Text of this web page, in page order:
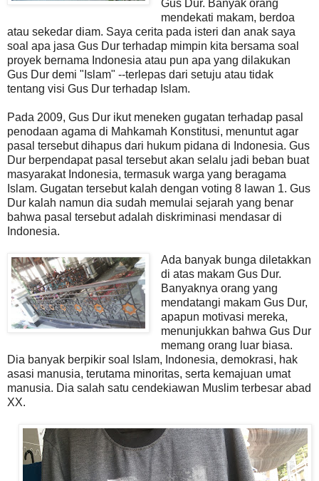
Gus Dur. Banyak orang
mendekati makam, berdoa
atau sekedar diam. Saya cerita pada isteri dan anak saya
soal apa jasa Gus Dur terhadap mimpin kita bersama soal
proyek bernama Indonesia atau pun apa yang dilakukan
Gus Dur demi "Islam" --terlepas dari setuju atau tidak
tentang visi Gus Dur terhadap Islam.
Pada 2009, Gus Dur ikut meneken gugatan terhadap pasal
penodaan agama di Mahkamah Konstitusi, menuntut agar
pasal tersebut dihapus dari hukum pidana di Indonesia. Gus
Dur berpendapat pasal tersebut akan selalu jadi beban buat
masyarakat Indonesia, termasuk warga yang beragama
Islam. Gugatan tersebut kalah dengan voting 8 lawan 1. Gus
Dur kalah namun dia sudah memulai sejarah yang benar
bahwa pasal tersebut adalah diskriminasi mendasar di
Indonesia.
Ada banyak bunga diletakkan
di atas makam Gus Dur.
Banyaknya orang yang
mendatangi makam Gus Dur,
apapun motivasi mereka,
menunjukkan bahwa Gus Dur
memang orang luar biasa.
Dia banyak berpikir soal Islam, Indonesia, demokrasi, hak
asasi manusia, terutama minoritas, serta kemajuan umat
manusia. Dia salah satu cendekiawan Muslim terbesar abad
XX.